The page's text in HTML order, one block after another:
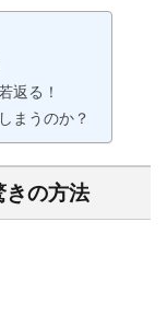
返る！
まうのか？
きの方法